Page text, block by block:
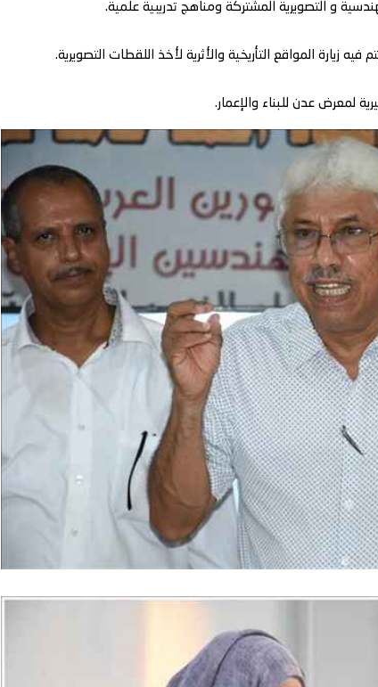
و التصويرية المشتركة ومناهج تدريبية علمية.
زيارة المواقع التأريخية والأثرية لأخذ اللقطات التصويرية.
لمعرض عدن للبناء والإعمار.